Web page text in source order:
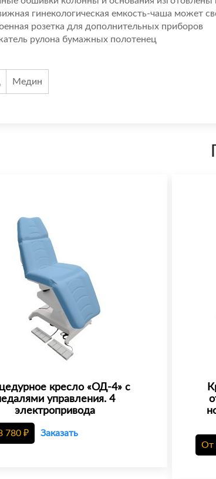
гинекологическая емкость-чаша может
розетка для дополнительных приборов
рулона бумажных полотенец
Медин
кресло «ОД-4» с
управления. 4
электропривода
780 ₽ Заказать
От